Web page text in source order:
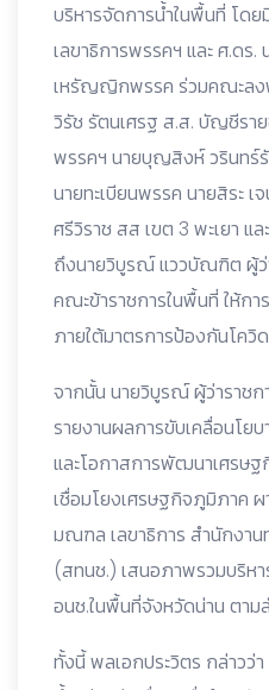
บริหารจัดการน้ำในพื้นที่ โดย
เลขาธิการพรรคฯ และ ศ.
เหรัญญิกพรรค ร่วมคณะลง
วิรัช รัตนเศรฐ ส.ส. บัญชีรา
พรรคฯ นายบุญสิงห์ วรินทร์
นายทะเบียนพรรค นายสิระ เ
ศรีวิราช สส เขต 3 พะเยา
ถึงนายวิบูรณ์ แววบัณฑิต ผู้ว่
คณะข้าราชการในพื้นที่ ให้ก
ภายใต้มาตรการป้องกันโควิ
จากนั้น นายวิบูรณ์ ผู้ว่าราชก
รายงานผลการขับเคลื่อนโย
และโอกาสการพัฒนาเศรษ
เชื่อมโยงเศรษฐกิจภูมิภาค
มณฑล เลขาธิการ สำนักงา
(สทนช.) เสนอภาพรวมบริห
อนช.ในพื้นที่จังหวัดน่าน ตาม
ทั้งนี้ พลเอกประวิตร กล่าวว่